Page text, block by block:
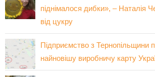
піднімалося дибки», – Наталія
від цукру
Підприємство з Тернопільщини
найновішу виробничу карту